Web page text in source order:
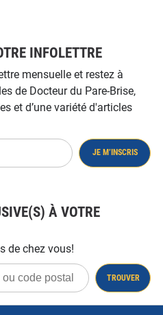
INFOLETTRE
mensuelle et restez à
de Docteur du Pare-Brise,
et d’une variété d'articles
JE M’INSCRIS
À VOTRE
de chez vous!
TROUVER